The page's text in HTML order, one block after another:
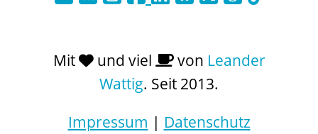
Mit und viel von Leander
Wattig. Seit 2013.
Impressum | Datenschutz